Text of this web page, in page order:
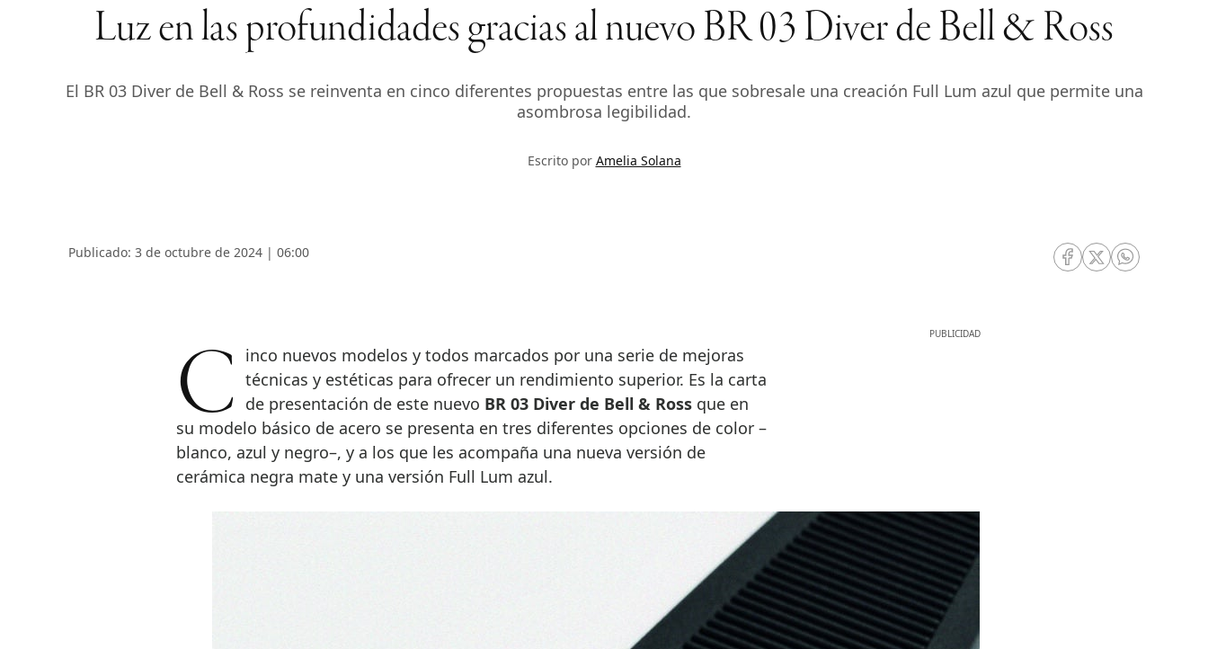
Luz en las profundidades gracias al nuevo BR 03 Diver de Bell & Ross
El BR 03 Diver de Bell & Ross se reinventa en cinco diferentes propuestas entre las que sobresale una creación Full Lum azul que permite una
asombrosa legibilidad.
Escrito por Amelia Solana
Publicado: 3 de octubre de 2024 | 06:00
RRSS Facebook
RRSS Twitter
RRSS
Cinco nuevos modelos y todos marcados por una serie de mejoras técnicas y estéticas para ofrecer un rendimiento superior. Es la carta
de presentación de este nuevo BR 03 Diver de Bell & Ross que en
su modelo básico de acero se presenta en tres diferentes opciones de color –
blanco, azul y negro–, y a los que les acompaña una nueva versión de
cerámica negra mate y una versión Full Lum azul.